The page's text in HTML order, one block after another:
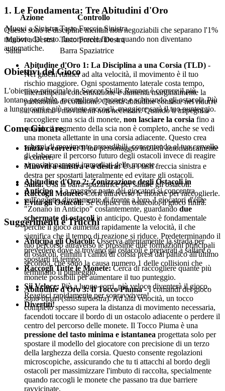
Azione
Controllo
Muovi a Sinistra Tasto Freccia Sinistra
Muovi a Destra Tasto Freccia Destra
Salta
Barra Spaziatrice
Obiettivi del Gioco
L'obiettivo principale in Soccer Skills Runner è correre il più
lontano possibile, raccogliendo monete e schivando gli ostacoli. Più
a lungo corri e più monete raccogli, maggiore sarà il tuo punteggio.
Come Giocare
Inizia a correre:Il tuo personaggio inizierà automaticamente
a correre.
Muoviti a sinistra e a destra:Usa i tasti freccia sinistra e
destra per spostarti lateralmente ed evitare gli ostacoli.
Salta:Usa la barra spaziatrice per saltare gli ostacoli.
Raccogli Monete:Corri attraverso le monete per raccoglierle.
Evita gli Ostacoli:Se colpisci un ostacolo, il gioco finirà.
Suggerimenti e Trucchi
Anticipa gli Ostacoli:Osserva attentamente la strada per
prevedere dove si trovano gli ostacoli e preparati a saltare o
spostarti in tempo.
Raccogli Tutte le Monete:Cerca di raccogliere quante più
monete possibili per aumentare il tuo punteggio.
Sii Veloce: Più a lungo corri, più veloce diventerà il gioco.
Reagisci rapidamente per sopravvivere!
Divertiti!
1. Le Fondamenta: Tre Abitudini d'Oro
Queste sono le discipline mentali non negoziabili che separano l'1%
migliore dal resto. Incorporele fino a quando non diventano
automatiche.
Abitudine d'Oro 1: La Disciplina a una Corsia (TLD) -
Nei giochi runner ad alta velocità, il movimento è il tuo
rischio maggiore. Ogni spostamento laterale costa tempo,
interrompe la concentrazione e aumenta marginalmente la
probabilità di collisione. Questa abitudine consiste nel ridurre
al minimo i movimenti non necessari. Quando ti impegni a
raccogliere una scia di monete, non lasciare la corsia fino a
quando il segmento della scia non è completo, anche se vedi
una moneta allettante in una corsia adiacente. Questo crea
schemi di movimento prevedibili, consentendo al tuo cervello
di elaborare il percorso futuro degli ostacoli invece di reagire
ai posizionamenti immediati delle monete.
Abitudine d'Oro 2: Zonizzazione degli Ostacoli in
Anticipo - La maggior parte dei giocatori si concentra
sull'oggetto direttamente di fronte a loro. I giocatori d'élite
"Zonano in Anticipo" costantemente, guardando due
schermate di ostacoli in anticipo. Questo è fondamentale
perché il gioco aumenta rapidamente la velocità, il che
significa che il tempo di reazione si riduce. Predeterminando il
tuo percorso attraverso le prossime due formazioni principali
di ostacoli, elimini i cambi di corsia presi dal panico all'ultimo
secondo, che sono la causa numero 1 delle collisioni che
terminano il punteggio.
Abitudine d'Oro 3: Il Tocco Piuma- I comandi del gioco
sono binari (sinistra/destra). Ad alta velocità, un tocco
completo spesso supera la distanza di movimento necessaria,
facendoti toccare il bordo di un ostacolo adiacente o perdere il
centro del percorso delle monete. Il Tocco Piuma è una
pressione del tasto minima e istantanea progettata solo per
spostare il modello del giocatore con precisione di un terzo
della larghezza della corsia. Questo consente regolazioni
microscopiche, assicurando che tu ti attacchi al bordo degli
ostacoli per massimizzare l'imbuto di raccolta, specialmente
quando raccogli le monete che passano tra due barriere
ravvicinate.